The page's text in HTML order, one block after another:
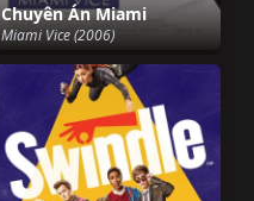
Chuyên Án Miami
Miami Vice (2006)